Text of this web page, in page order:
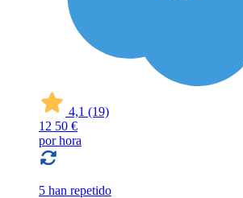
4,1 (19)
12 50 €
por hora
5 han repetido